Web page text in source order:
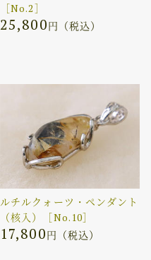
［No.2］
25,800円（税込）
ルチルクォーツ・ペンダント
（核入）［No.10］
17,800円（税込）